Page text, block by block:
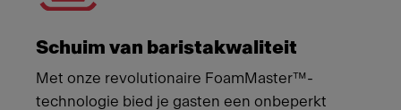
Schuim van baristakwaliteit
Met onze revolutionaire FoamMaster™-
technologie bied je gasten een onbeperkt